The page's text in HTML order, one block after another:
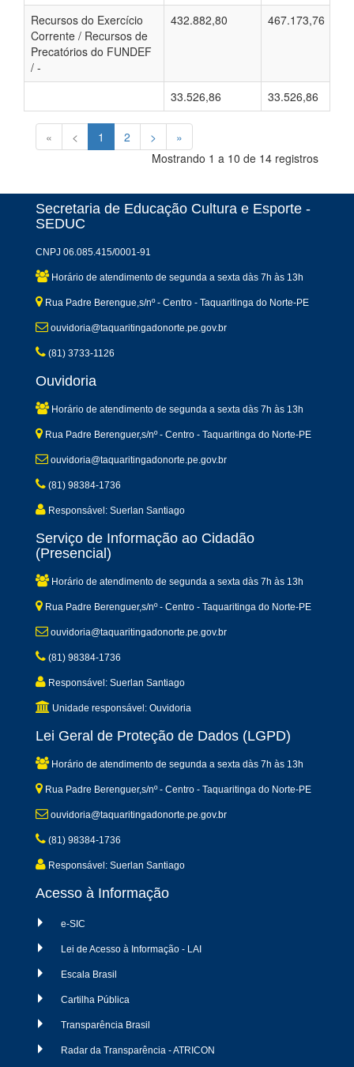
Recursos do Exercício
Corrente / Recursos de
Precatórios do FUNDEF
/ -
432.882,80 467.173,76
33.526,86 33.526,86
« < 1 2 >
»
Mostrando 1 a 10 de 14 registros
Secretaria de Educação Cultura e Esporte -
SEDUC
CNPJ 06.085.415/0001-91
Horário de atendimento de segunda a sexta dàs 7h às 13h
Rua Padre Berengue,s/nº - Centro - Taquaritinga do Norte-PE
ouvidoria@taquaritingadonorte.pe.gov.br
(81) 3733-1126
Ouvidoria
Horário de atendimento de segunda a sexta dàs 7h às 13h
Rua Padre Berenguer,s/nº - Centro - Taquaritinga do Norte-PE
ouvidoria@taquaritingadonorte.pe.gov.br
(81) 98384-1736
Responsável: Suerlan Santiago
Serviço de Informação ao Cidadão
(Presencial)
Horário de atendimento de segunda a sexta dàs 7h às 13h
Rua Padre Berenguer,s/nº - Centro - Taquaritinga do Norte-PE
ouvidoria@taquaritingadonorte.pe.gov.br
(81) 98384-1736
Responsável: Suerlan Santiago
Unidade responsável: Ouvidoria
Lei Geral de Proteção de Dados (LGPD)
Horário de atendimento de segunda a sexta dàs 7h às 13h
Rua Padre Berenguer,s/nº - Centro - Taquaritinga do Norte-PE
ouvidoria@taquaritingadonorte.pe.gov.br
(81) 98384-1736
Responsável: Suerlan Santiago
Acesso à Informação
e-SIC
Lei de Acesso à Informação - LAI
Escala Brasil
Cartilha Pública
Transparência Brasil
Radar da Transparência - ATRICON